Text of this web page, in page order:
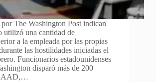
The Washington Post indican
utilizó una cantidad de
a la empleada por las propias
las hostilidades iniciadas el
Funcionarios estadounidenses
disparó más de 200